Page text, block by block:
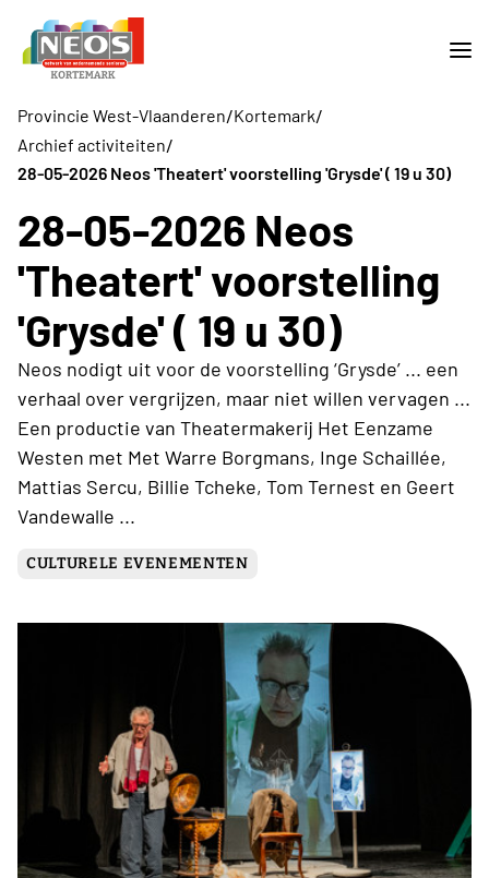
Provincie West-Vlaanderen/Kortemark/
Archief activiteiten/
28-05-2026 Neos 'Theatert' voorstelling 'Grysde' ( 19 u 30)
28-05-2026 Neos
'Theatert' voorstelling
'Grysde' ( 19 u 30)
Neos nodigt uit voor de voorstelling ‘Grysde’ ... een
verhaal over vergrijzen, maar niet willen vervagen ...
Een productie van Theatermakerij Het Eenzame
Westen met Met Warre Borgmans, Inge Schaillée,
Mattias Sercu, Billie Tcheke, Tom Ternest en Geert
Vandewalle ...
CULTURELE EVENEMENTEN